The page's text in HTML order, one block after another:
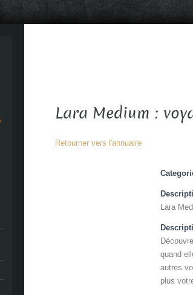
Lara Medium :
Retourner vers l'annuaire
Lara
quand
autres
plus